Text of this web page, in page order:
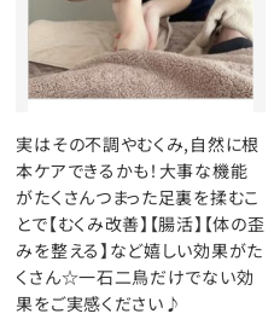
実はその不調やむくみ,自然に根
本ケアできるかも！大事な機能
がたくさんつまった足裏を揉むこ
とで【むくみ改善】【腸活】【体の歪
みを整える】など嬉しい効果がた
くさん☆一石二鳥だけでない効
果をご実感ください♪